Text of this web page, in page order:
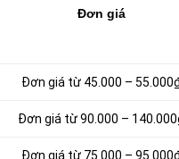
Đơn giá
Đơn giá từ 45.000 –
Đơn giá từ 90.000 –
Đơn giá từ 75.000 –